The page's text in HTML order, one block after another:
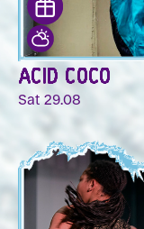
ACID COCO
Sat 29.08